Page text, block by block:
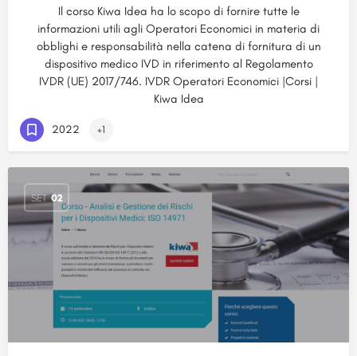
Il corso Kiwa Idea ha lo scopo di fornire tutte le
informazioni utili agli Operatori Economici in materia di
obblighi e responsabilità nella catena di fornitura di un
dispositivo medico IVD in riferimento al Regolamento
IVDR (UE) 2017/746. IVDR Operatori Economici |Corsi |
Kiwa Idea
2022 +1
SET 02